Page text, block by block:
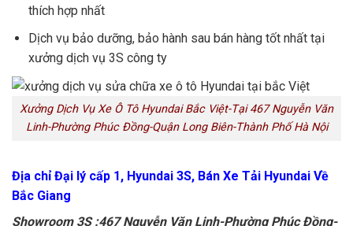
thích hợp nhất
Dịch vụ bảo dưỡng, bảo hành sau bán hàng tốt nhất tại
xưởng dịch vụ 3S công ty
Xưởng Dịch Vụ Xe Ô Tô Hyundai Bắc Việt-Tại 467 Nguyễn Văn
Linh-Phường Phúc Đồng-Quận Long Biên-Thành Phố Hà Nội
Địa chỉ Đại lý cấp 1, Hyundai 3S, Bán Xe Tải Hyundai Về
Bắc Giang
Showroom 3S :467 Nguyễn Văn Linh-Phường Phúc Đồng-